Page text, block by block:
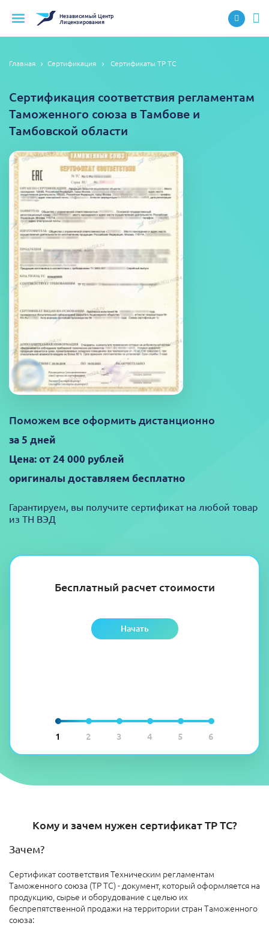
НезависимыйЦентр
Лицензирования
Главная Сертификация Сертификаты ТР ТС
1 2 3 4 5 6
Бесплатный расчет стоимости
Начать
Сертификация соответствия регламентам
Таможенного союза в Тамбове и
Тамбовской области
Поможем все оформить дистанционно
за 5 дней
Цена: от 24 000 рублей
оригиналы доставляем бесплатно
Гарантируем, вы получите сертификат на любой товар
из ТН ВЭД
Кому и зачем нужен сертификат ТР ТС?
Зачем?
Сертификат соответствия Техническим регламентам
Таможенного союза (ТР ТС) - документ, который оформляется на
продукцию, сырье и оборудование с целью их
беспрепятственной продажи на территории стран Таможенного
союза: